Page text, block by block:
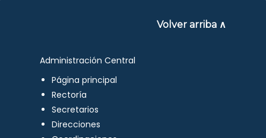
Volver arriba ∧
Administración Central
Página principal
Rectoría
Secretarios
Direcciones